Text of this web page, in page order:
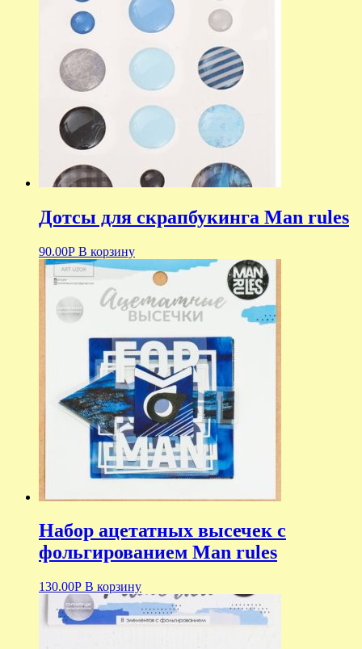
Дотсы для скрапбукинга Man rules
90.00Р В корзину
Набор ацетатных высечек с
фольгированием Man rules
130.00Р В корзину